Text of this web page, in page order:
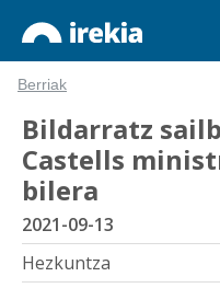
Berriak
Bildarratz
Castells
bilera
2021-09-13
Hezkuntza